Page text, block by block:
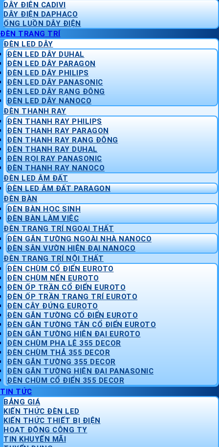
DÂY ĐIỆN CADIVI
DÂY ĐIỆN DAPHACO
ỐNG LUỒN DÂY ĐIỆN
ĐÈN TRANG TRÍ
ĐÈN LED DÂY
ĐÈN LED DÂY DUHAL
ĐÈN LED DÂY PARAGON
ĐÈN LED DÂY PHILIPS
ĐÈN LED DÂY PANASONIC
ĐÈN LED DÂY RẠNG ĐÔNG
ĐÈN LED DÂY NANOCO
ĐÈN THANH RAY
ĐÈN THANH RAY PHILIPS
ĐÈN THANH RAY PARAGON
ĐÈN THANH RAY RẠNG ĐÔNG
ĐÈN THANH RAY DUHAL
ĐÈN RỌI RAY PANASONIC
ĐÈN THANH RAY NANOCO
ĐÈN LED ÂM ĐẤT
ĐÈN LED ÂM ĐẤT PARAGON
ĐÈN BÀN
ĐÈN BÀN HỌC SINH
ĐÈN BÀN LÀM VIỆC
ĐÈN TRANG TRÍ NGOẠI THẤT
ĐÈN GẮN TƯỜNG NGOÀI NHÀ NANOCO
ĐÈN SÂN VƯỜN HIỆN ĐẠI NANOCO
ĐÈN TRANG TRÍ NỘI THẤT
ĐÈN CHÙM CỔ ĐIỂN EUROTO
ĐÈN CHÙM NẾN EUROTO
ĐÈN ỐP TRẦN CỔ ĐIỂN EUROTO
ĐÈN ỐP TRẦN TRANG TRÍ EUROTO
ĐÈN CÂY ĐỨNG EUROTO
ĐÈN GẮN TƯỜNG CỔ ĐIỂN EUROTO
ĐÈN GẮN TƯỜNG TÂN CỔ ĐIỂN EUROTO
ĐÈN GẮN TƯỜNG HIỆN ĐẠI EUROTO
ĐÈN CHÙM PHA LÊ 355 DECOR
ĐÈN CHÙM THẢ 355 DECOR
ĐÈN GẮN TƯỜNG 355 DECOR
ĐÈN GẮN TƯỜNG HIỆN ĐẠI PANASONIC
ĐÈN CHÙM CỔ ĐIỂN 355 DECOR
TIN TỨC
BẢNG GIÁ
KIẾN THỨC ĐÈN LED
KIẾN THỨC THIẾT BỊ ĐIỆN
HOẠT ĐỘNG CÔNG TY
TIN KHUYẾN MÃI